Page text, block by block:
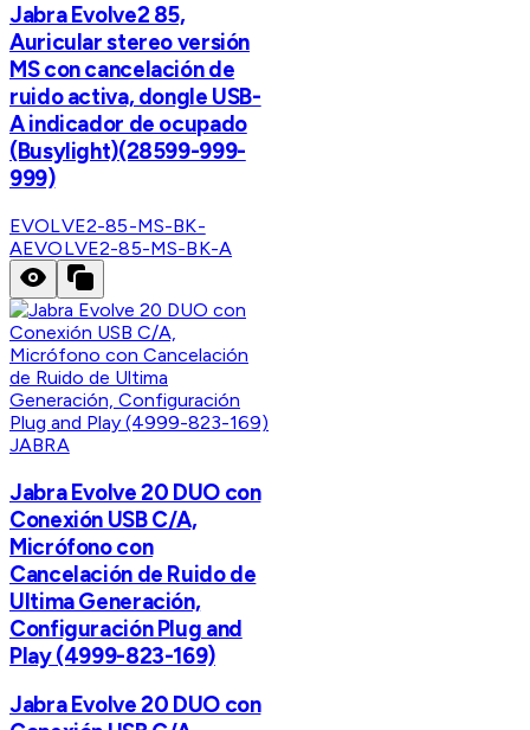
Jabra Evolve2 85,
Auricular stereo versión
MS con cancelación de
ruido activa, dongle USB-
A indicador de ocupado
(Busylight)(28599-999-
999)
EVOLVE2-85-MS-BK-
AEVOLVE2-85-MS-BK-A
JABRA
Jabra Evolve 20 DUO con
Conexión USB C/A,
Micrófono con
Cancelación de Ruido de
Ultima Generación,
Configuración Plug and
Play (4999-823-169)
Jabra Evolve 20 DUO con